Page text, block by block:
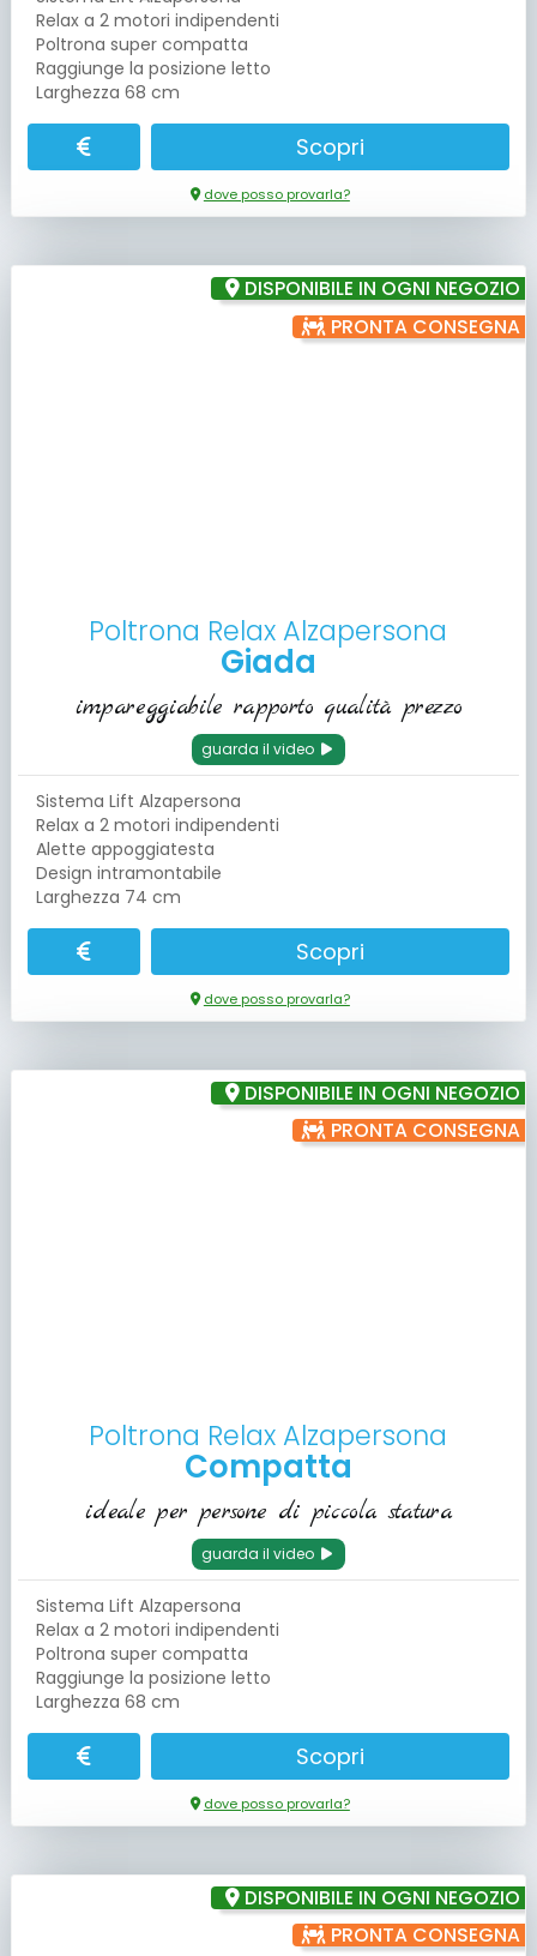
Relax a 2 motori indipendenti
Poltrona super compatta
Raggiunge la posizione letto
Larghezza 68 cm
Scopri
dove posso provarla?
DISPONIBILE IN OGNI NEGOZIO
PRONTA CONSEGNA
Poltrona Relax Alzapersona
Giada
impareggiabile rapporto qualità prezzo
guarda il video
Sistema Lift Alzapersona
Relax a 2 motori indipendenti
Alette appoggiatesta
Design intramontabile
Larghezza 74 cm
Scopri
dove posso provarla?
DISPONIBILE IN OGNI NEGOZIO
PRONTA CONSEGNA
Poltrona Relax Alzapersona
Compatta
ideale per persone di piccola statura
guarda il video
Sistema Lift Alzapersona
Relax a 2 motori indipendenti
Poltrona super compatta
Raggiunge la posizione letto
Larghezza 68 cm
Scopri
dove posso provarla?
DISPONIBILE IN OGNI NEGOZIO
PRONTA CONSEGNA